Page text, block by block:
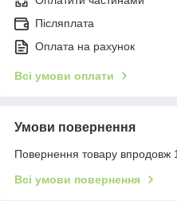
Післяплата
Оплата на рахунок
Всі умови оплати
Умови повернення
Повернення товару впродовж
Всі умови повернення